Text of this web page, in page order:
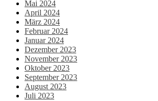
Mai 2024
April 2024
März 2024
Februar 2024
Januar 2024
Dezember 2023
November 2023
Oktober 2023
September 2023
August 2023
Juli 2023